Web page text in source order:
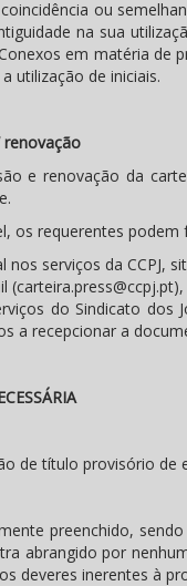
ou
na sua
em matéria de
utilização de iniciais.
renovação
e renovação da
os requerentes
nos serviços da CCPJ,
do Sindicato dos
a recepcionar a
de título provisório de
preenchido,
abrangido por
deveres inerentes à